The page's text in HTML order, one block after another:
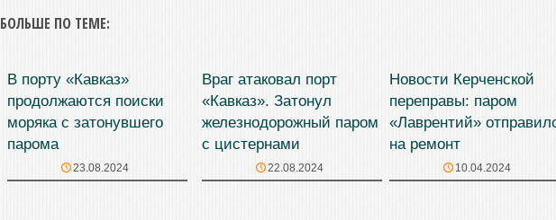
БОЛЬШЕ ПО ТЕМЕ:
В порту «Кавказ»
продолжаются поиски
моряка с затонувшего
парома
23.08.2024
Враг атаковал порт
«Кавказ». Затонул
железнодорожный паром
с цистернами
22.08.2024
Новости Керченской
переправы: паром
«Лаврентий»
на ремонт
10.04.2024